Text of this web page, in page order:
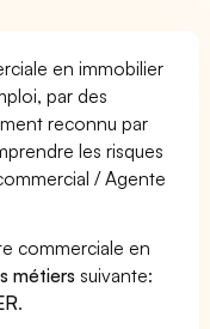
en immobilier
par des
reconnu par
les risques
/ Agente
commerciale en
métiers suivante:
.